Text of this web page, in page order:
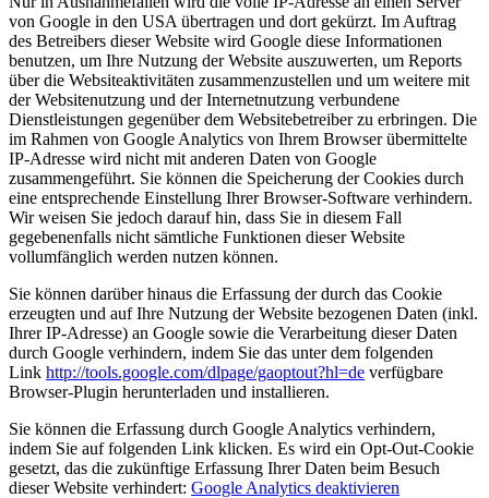
von Google in den USA übertragen und dort gekürzt. Im Auftrag
des Betreibers dieser Website wird Google diese Informationen
benutzen, um Ihre Nutzung der Website auszuwerten, um Reports
über die Websiteaktivitäten zusammenzustellen und um weitere mit
der Websitenutzung und der Internetnutzung verbundene
Dienstleistungen gegenüber dem Websitebetreiber zu erbringen. Die
im Rahmen von Google Analytics von Ihrem Browser übermittelte
IP-Adresse wird nicht mit anderen Daten von Google
zusammengeführt. Sie können die Speicherung der Cookies durch
eine entsprechende Einstellung Ihrer Browser-Software verhindern.
Wir weisen Sie jedoch darauf hin, dass Sie in diesem Fall
gegebenenfalls nicht sämtliche Funktionen dieser Website
vollumfänglich werden nutzen können.
Sie können darüber hinaus die Erfassung der durch das Cookie
erzeugten und auf Ihre Nutzung der Website bezogenen Daten (inkl.
Ihrer IP-Adresse) an Google sowie die Verarbeitung dieser Daten
durch Google verhindern, indem Sie das unter dem folgenden
Link http://tools.google.com/dlpage/gaoptout?hl=de verfügbare
Browser-Plugin herunterladen und installieren.
Sie können die Erfassung durch Google Analytics verhindern,
indem Sie auf folgenden Link klicken. Es wird ein Opt-Out-Cookie
gesetzt, das die zukünftige Erfassung Ihrer Daten beim Besuch
dieser Website verhindert: Google Analytics deaktivieren